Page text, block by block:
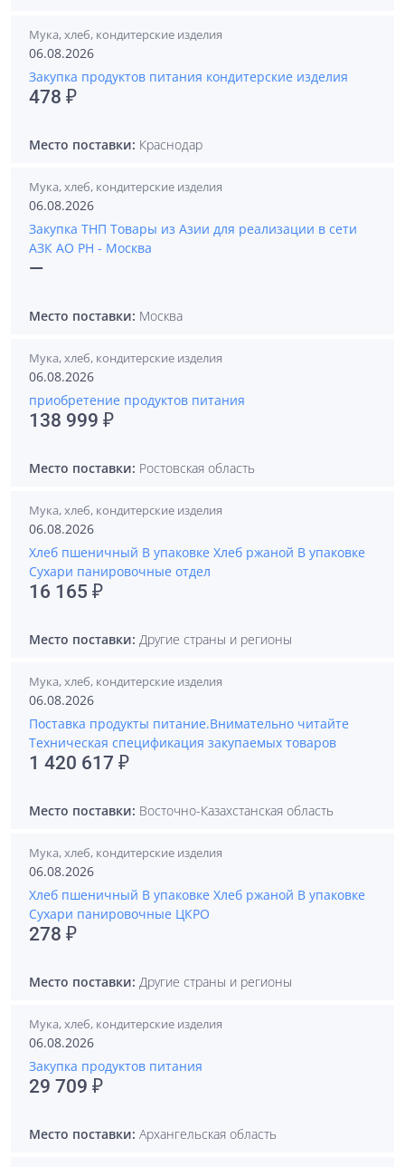
Мука, хлеб, кондитерские изделия
06.08.2026
Закупка продуктов питания кондитерские изделия
478 ₽
Место поставки: Краснодар
Мука, хлеб, кондитерские изделия
06.08.2026
Закупка ТНП Товары из Азии для реализации в сети
АЗК АО РН - Москва
—
Место поставки: Москва
Мука, хлеб, кондитерские изделия
06.08.2026
приобретение продуктов питания
138 999 ₽
Место поставки: Ростовская область
Мука, хлеб, кондитерские изделия
06.08.2026
Хлеб пшеничный В упаковке Хлеб ржаной В упаковке
Сухари панировочные отдел
16 165 ₽
Место поставки: Другие страны и регионы
Мука, хлеб, кондитерские изделия
06.08.2026
Поставка продукты питание.Внимательно читайте
Техническая спецификация закупаемых товаров
1 420 617 ₽
Место поставки: Восточно-Казахстанская область
Мука, хлеб, кондитерские изделия
06.08.2026
Хлеб пшеничный В упаковке Хлеб ржаной В упаковке
Сухари панировочные ЦКРО
278 ₽
Место поставки: Другие страны и регионы
Мука, хлеб, кондитерские изделия
06.08.2026
Закупка продуктов питания
29 709 ₽
Место поставки: Архангельская область